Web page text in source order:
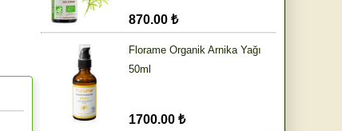
870.00 ₺
Florame Organik Arnika Yağı
50ml
1700.00 ₺